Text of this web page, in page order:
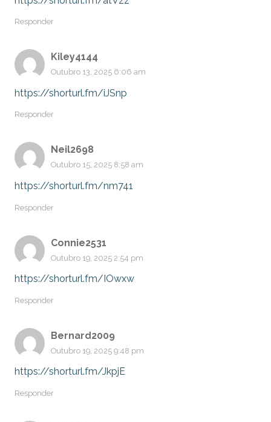
Responder
Kiley4144
Outubro 13, 2025 6:06 am
https://shorturl.fm/iJSnp
Responder
Neil2698
Outubro 15, 2025 8:58 am
https://shorturl.fm/nm741
Responder
Connie2531
Outubro 19, 2025 2:54 pm
https://shorturl.fm/IOwxw
Responder
Bernard2009
Outubro 19, 2025 9:48 pm
https://shorturl.fm/JkpjE
Responder